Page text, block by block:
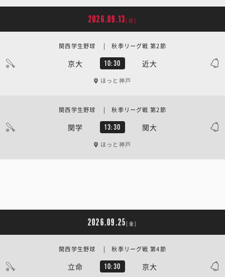
2026.09.13 [日]
京大 10:30 近大
関西学生野球 | 秋季リーグ戦 第2節
ほっと神戸
関学 13:30 関大
関西学生野球 | 秋季リーグ戦 第2節
ほっと神戸
2026.09.25 [金]
立命 10:30 京大
関西学生野球 | 秋季リーグ戦 第4節